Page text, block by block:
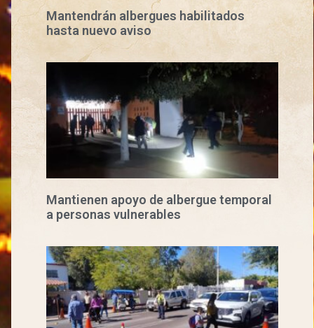
Mantendrán albergues habilitados
hasta nuevo aviso
Mantienen apoyo de albergue temporal
a personas vulnerables